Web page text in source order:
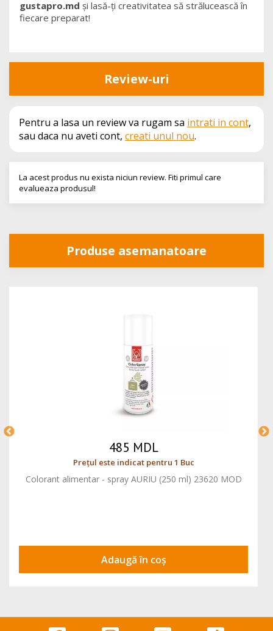
gustapro.md și lasă-ți creativitatea să strălucească în
fiecare preparat!
Review-uri
Pentru a lasa un review va rugam sa intrati in cont,
sau daca nu aveti cont, creati unul nou.
La acest produs nu exista niciun review. Fiti primul care
evalueaza produsul!
Produse asemanatoare
485 MDL
Prețul este indicat pentru 1 Buc
Colorant alimentar - spray AURIU (250 ml) 23620 MOD
Adaugă în coș